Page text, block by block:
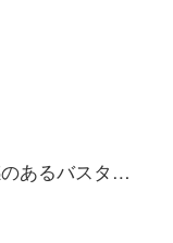
清潔感のあるバスタオル男性純綿成人男女家庭用吸水速乾軟新疆長綿包巾ホテル大浴タオルW 0599浅蘭(A類標準/柔らかくて厚い/強い吸水)